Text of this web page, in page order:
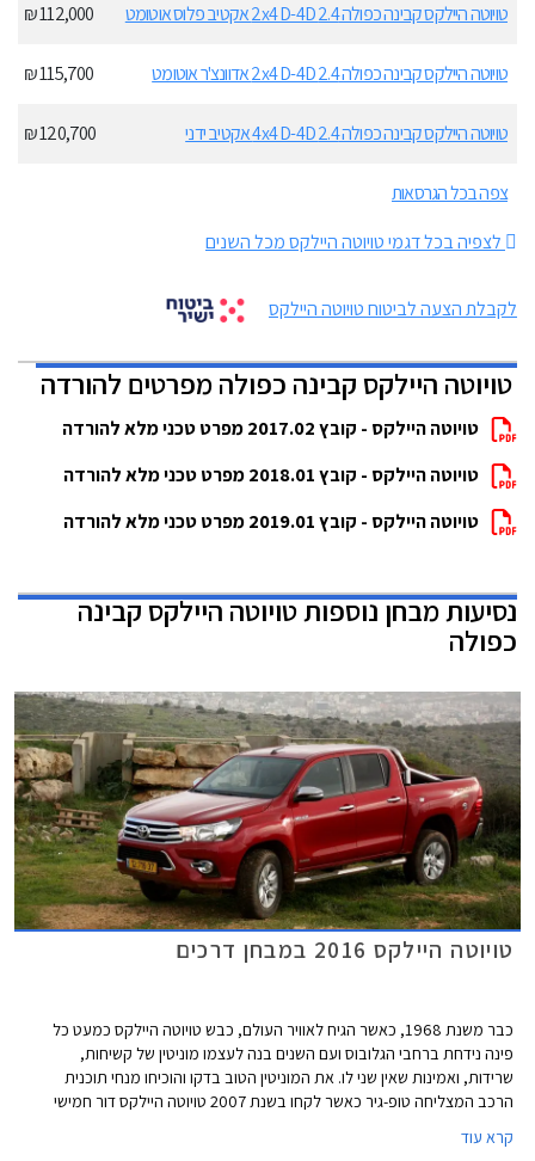
טויוטה היילקס קבינה כפולה 2.4 2x4 D-4D אקטיב פלוס אוטומט 112,000 ₪
טויוטה היילקס קבינה כפולה 2.4 2x4 D-4D אדוונצ'ר אוטומט 115,700 ₪
טויוטה היילקס קבינה כפולה 2.4 4x4 D-4D אקטיב ידני 120,700 ₪
צפה בכל הגרסאות
לצפיה בכל דגמי טויוטה היילקס מכל השנים
לקבלת הצעה לביטוח טויוטה היילקס
טויוטה היילקס קבינה כפולה מפרטים להורדה
טויוטה היילקס - קובץ 2017.02 מפרט טכני מלא להורדה
טויוטה היילקס - קובץ 2018.01 מפרט טכני מלא להורדה
טויוטה היילקס - קובץ 2019.01 מפרט טכני מלא להורדה
נסיעות מבחן נוספותטויוטה היילקס קבינה
כפולה
טויוטה היילקס 2016 במבחן דרכים
כבר משנת 1968, כאשר הגיח לאוויר העולם, כבש טויוטה היילקס כמעט כל
פינה נידחת ברחבי הגלובוס ועם השנים בנה לעצמו מוניטין של קשיחות,
שרידות, ואמינות שאין שני לו. את המוניטין הטוב בדקו והוכיחו מנחי תוכנית
הרכב המצליחה טופ-גיר כאשר לקחו בשנת 2007 טויוטה היילקס דור חמישי
הטבעה במי ים למשך כמה שעות, התנגשות בעץ, שריפת הארגז ותא
קרא עוד